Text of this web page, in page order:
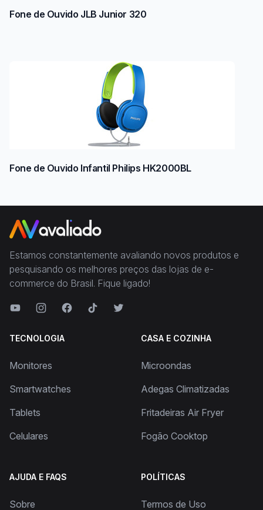
Fone de Ouvido JLB Junior 320
Fone de Ouvido Infantil Philips HK2000BL
Estamos constantemente avaliando novos produtos e
pesquisando os melhores preços das lojas de e-
commerce do Brasil. Fique ligado!
TECNOLOGIA
Monitores
Smartwatches
Tablets
Celulares
CASA E COZINHA
Microondas
Adegas Climatizadas
Fritadeiras Air Fryer
Fogão Cooktop
AJUDA E FAQS
Sobre
POLÍTICAS
Termos de Uso